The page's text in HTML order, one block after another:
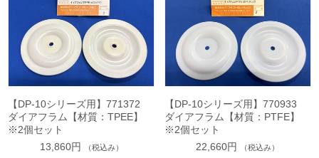
【DP-10シリーズ用】771372
ダイアフラム【材質：TPEE】
※2個セット
13,860円
（税込み）
【DP-10シリーズ用】770933
ダイアフラム【材質：PTFE】
※2個セット
22,660円
（税込み）